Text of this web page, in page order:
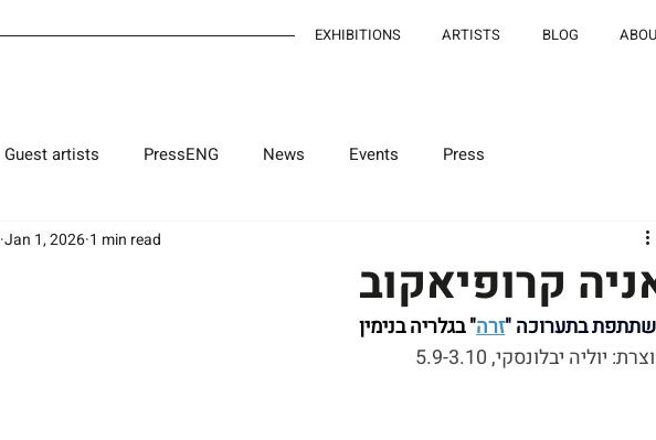
BLOG
ARTISTS
EXHIBITIONS
Guest artists PressENG News Events Press
קרופיאקוב
Jan 1, 2026 1 min read
בתערוכה "זרה" בגלריה בנימין
יוליה יבלונסקי, 5.9-3.10